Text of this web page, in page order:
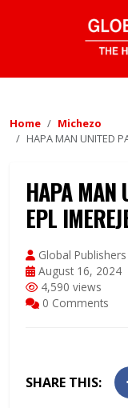
Home
Michezo
HAPA MAN UNITED
HAPA MAN
EPL
Global Publishers
August 16, 2024
4,590 views
0 Comments
SHARE THIS: